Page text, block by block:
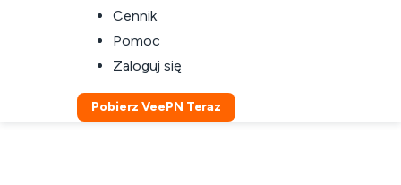
Cennik
Pomoc
Zaloguj się
Pobierz VeePN Teraz